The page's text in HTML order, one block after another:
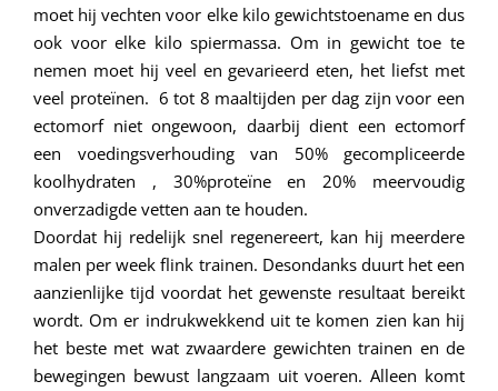
moet hij vechten voor elke kilo gewichtstoename en dus
ook voor elke kilo spiermassa. Om in gewicht toe te
nemen moet hij veel en gevarieerd eten, het liefst met
veel proteïnen. 6 tot 8 maaltijden per dag zijn voor een
ectomorf niet ongewoon, daarbij dient een ectomorf
een voedingsverhouding van 50% gecompliceerde
koolhydraten , 30%proteïne en 20% meervoudig
onverzadigde vetten aan te houden.
Doordat hij redelijk snel regenereert, kan hij meerdere
malen per week flink trainen. Desondanks duurt het een
aanzienlijke tijd voordat het gewenste resultaat bereikt
wordt. Om er indrukwekkend uit te komen zien kan hij
het beste met wat zwaardere gewichten trainen en de
bewegingen bewust langzaam uit voeren. Alleen komt